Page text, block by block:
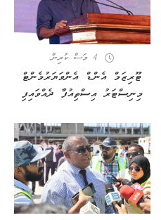
4 މަސް ކުރިން
ޓޫރިޒަމް އެންޑް އެންވަޔަރުމެންޓް
މިނިސްޓަރު އިސްތިއުފާ ދެއްވައިފި